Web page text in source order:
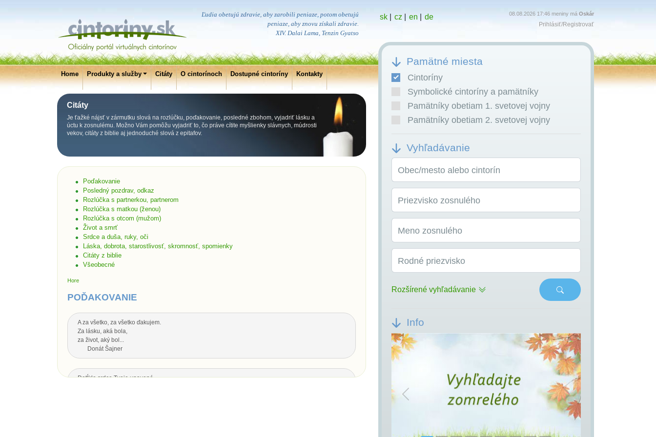
Ľudia obetujú zdravie, aby zarobili peniaze, potom obetujú
peniaze, aby znovu získali zdravie.
XIV. Dalai Lama, Tenzin Gyatso
Home Produkty a služby Citáty O cintorínoch Dostupné cintoríny Kontakty
Citáty
Je ťažké nájsť v zármutku slová na rozlúčku, poďakovanie, posledné zbohom, vyjadriť lásku a
úctu k zosnulému. Možno Vám pomôžu vyjadriť to, čo práve cítite myšlienky slávnych, múdrosti
vekov, citáty z biblie aj jednoduché slová z epitafov.
sk| cz en de 08.08.2026 17:46 meniny má Oskár
Prihlásiť/Registrovať
Pamätné miesta
Cintoríny
Symbolické cintoríny a pamätníky
Pamätníky obetiam 1. svetovej vojny
Pamätníky obetiam 2. svetovej vojny
Vyhľadávanie
Obec/mesto alebo cintorín
Priezvisko zosnulého
Meno zosnulého
Rodné priezvisko
Rozšírené vyhľadávanie
Info
Previous Next
Poďakovanie
Posledný pozdrav, odkaz
Rozlúčka s partnerkou, partnerom
Rozlúčka s matkou (ženou)
Rozlúčka s otcom (mužom)
Život a smrť
Srdce a duša, ruky, oči
Láska, dobrota, starostlivosť, skromnosť, spomienky
Citáty z biblie
Všeobecné
Hore
POĎAKOVANIE
A za všetko, za všetko ďakujem.
Za lásku, aká bola,
za život, aký bol...
Donát Šajner
Dotĺklo srdce Tvoje unavené,